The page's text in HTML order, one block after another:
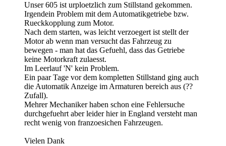
Unser 605 ist urploetzlich zum Stillstand gekommen.
Irgendein Problem mit dem Automatikgetriebe bzw.
Rueckkopplung zum Motor.
Nach dem starten, was leicht verzoegert ist stellt der
Motor ab wenn man versucht das Fahrzeug zu
bewegen - man hat das Gefuehl, dass das Getriebe
keine Motorkraft zulaesst.
Im Leerlauf 'N' kein Problem.
Ein paar Tage vor dem kompletten Stillstand ging auch
die Automatik Anzeige im Armaturen bereich aus (??
Zufall).
Mehrer Mechaniker haben schon eine Fehlersuche
durchgefuehrt aber leider hier in England versteht man
recht wenig von franzoesichen Fahrzeugen.
Vielen Dank